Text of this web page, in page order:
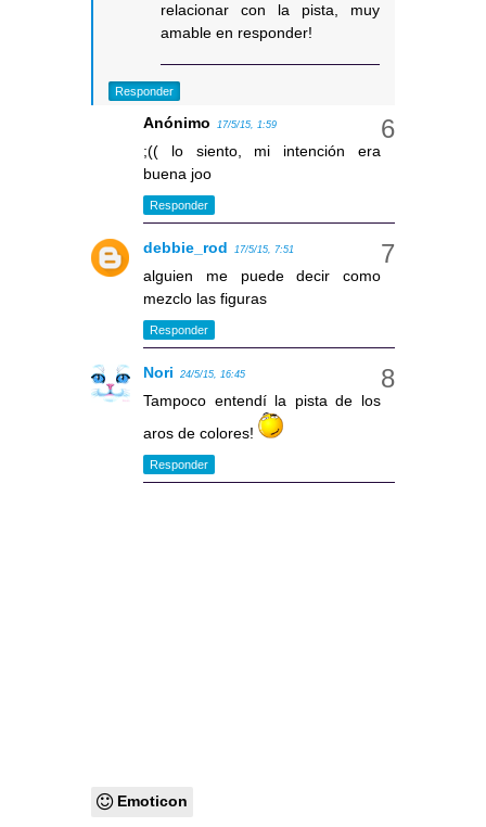
relacionar con la pista, muy
amable en responder!
Responder
Anónimo 17/5/15, 1:59
;(( lo siento, mi intención era
buena joo
Responder
debbie_rod 17/5/15, 7:51
alguien me puede decir como
mezclo las figuras
Responder
Nori 24/5/15, 16:45
Tampoco entendí la pista de los
aros de colores!
Responder
Emoticon